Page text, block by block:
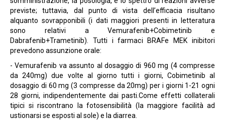
previste; tuttavia, dal punto di vista dell’efficacia risultano
alquanto sovrapponibili (i dati maggiori presenti in letteratura
sono relativi a Vemurafenib+Cobimetinib e
Dabrafenib+Trametinib). Tutti i farmaci BRAFe MEK inibitori
prevedono assunzione orale:
- Vemurafenib va assunto al dosaggio di 960 mg (4 compresse
da 240mg) due volte al giorno tutti i giorni, Cobimetinib al
dosaggio di 60 mg (3 compresse da 20mg) per i giorni 1-21 ogni
28 giorni, indipendentemente dai pasti.Come effetti collaterali
tipici si riscontrano la fotosensibilità (la maggiore facilità ad
ustionarsi se esposti al sole) e la diarrea.